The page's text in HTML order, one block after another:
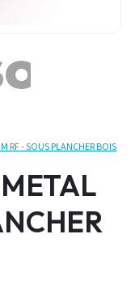
RF - SOUS PLANCHER BOIS